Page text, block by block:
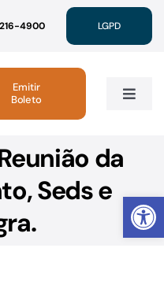
Abrir
4900 LGPD
Toggle
Emitir
Boleto
da
Seds e